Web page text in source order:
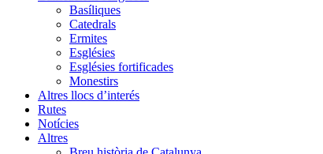
Basíliques
Catedrals
Ermites
Esglésies
Esglésies fortificades
Monestirs
Altres llocs d’interés
Rutes
Notícies
Altres